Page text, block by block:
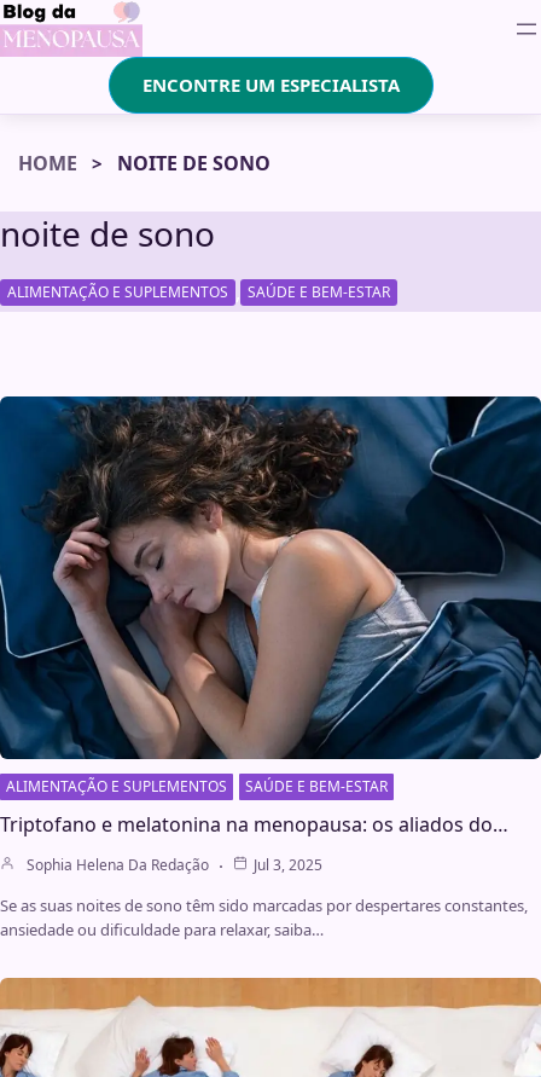
ENCONTRE UM ESPECIALISTA
HOME NOITE DE SONO
noite de sono
ALIMENTAÇÃO E SUPLEMENTOS , SAÚDE E BEM-ESTAR
ALIMENTAÇÃO E SUPLEMENTOS SAÚDE E BEM-ESTAR
Triptofano e melatonina na menopausa: os aliados do…
Sophia Helena Da Redação Jul 3, 2025
Se as suas noites de sono têm sido marcadas por despertares constantes,
ansiedade ou dificuldade para relaxar, saiba…